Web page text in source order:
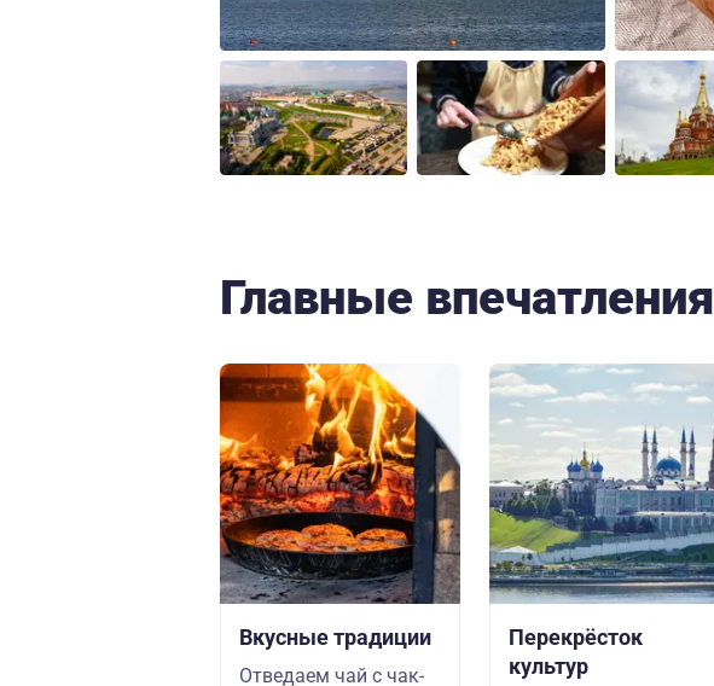
Главные впечатления
Вкусные традиции
Отведаем чай с чак-
Перекрёсток
культур